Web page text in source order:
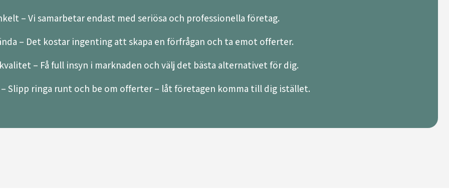
– Vi samarbetar endast med seriösa och professionella företag.
– Det kostar ingenting att skapa en förfrågan och ta emot offerter.
– Få full insyn i marknaden och välj det bästa alternativet för dig.
– Slipp ringa runt och be om offerter – låt företagen komma till dig istället.